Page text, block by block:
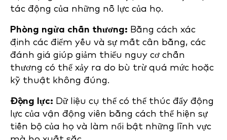
tác động của những nỗ lực của họ.
Phòng ngừa chấn thương: Bằng cách xác
định các điểm yếu và sự mất cân bằng, các
đánh giá giúp giảm thiểu nguy cơ chấn
thương có thể xảy ra do bù trừ quá mức hoặc
kỹ thuật không đúng.
Động lực: Dữ liệu cụ thể có thể thúc đẩy động
lực của vận động viên bằng cách thể hiện sự
tiến bộ của họ và làm nổi bật những lĩnh vực